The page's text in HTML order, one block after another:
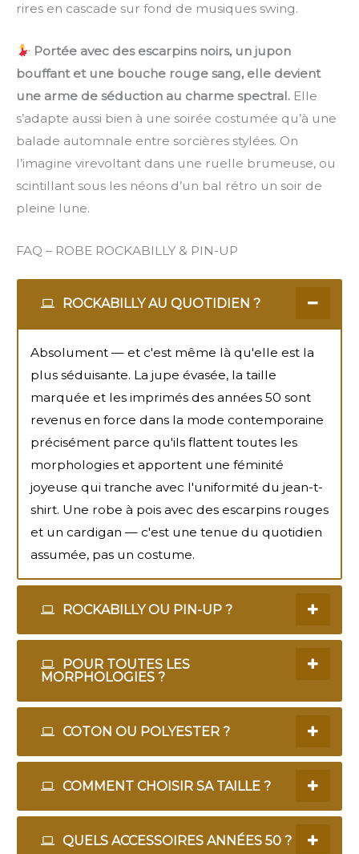
rires en cascade sur fond de musiques swing.
Portée avec des escarpins noirs, un jupon
bouffant et une bouche rouge sang, elle devient
une arme de séduction au charme spectral. Elle
s’adapte aussi bien à une soirée costumée qu’à une
balade automnale entre sorcières stylées. On
l’imagine virevoltant dans une ruelle brumeuse, ou
scintillant sous les néons d’un bal rétro un soir de
pleine lune.
FAQ – ROBE ROCKABILLY & PIN-UP
ROCKABILLY AU QUOTIDIEN ?
Absolument — et c'est même là qu'elle est la
plus séduisante. La jupe évasée, la taille
marquée et les imprimés des années 50 sont
revenus en force dans la mode contemporaine
précisément parce qu'ils flattent toutes les
morphologies et apportent une féminité
joyeuse qui tranche avec l'uniformité du jean-t-
shirt. Une robe à pois avec des escarpins rouges
et un cardigan — c'est une tenue du quotidien
assumée, pas un costume.
ROCKABILLY OU PIN-UP ?
POUR TOUTES LES
MORPHOLOGIES ?
COTON OU POLYESTER ?
COMMENT CHOISIR SA TAILLE ?
QUELS ACCESSOIRES ANNÉES 50 ?